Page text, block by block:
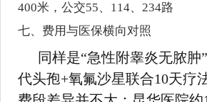
400米，公交55、114、234路
七、费用与医保横向对照
同样是“急性附睾炎无脓肿
代头孢+氧氟沙星联合10天疗